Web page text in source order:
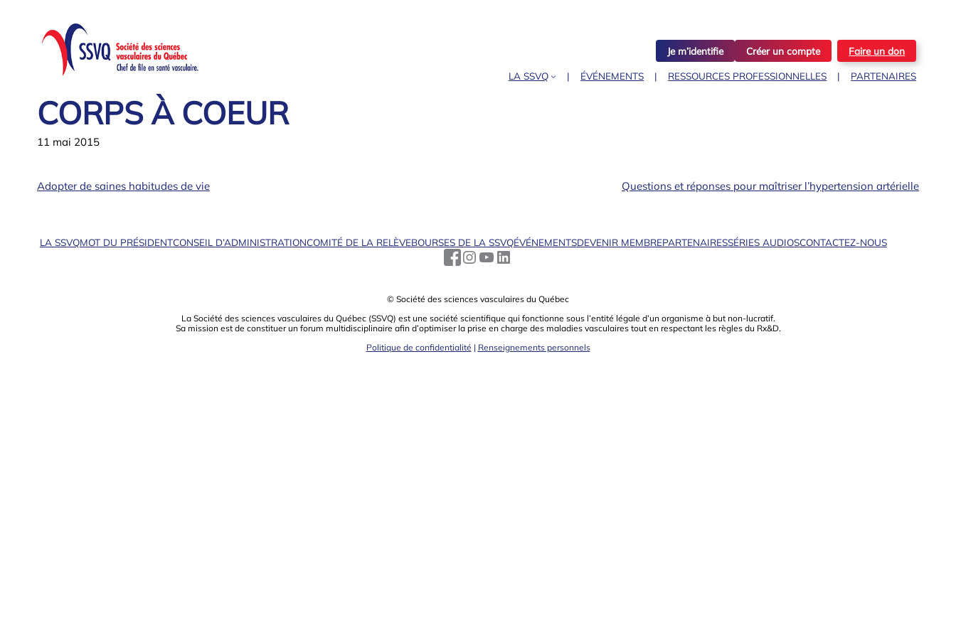
contenu
Je m’identifie Créer un compte Faire un don
LA SSVQ ÉVÉNEMENTS RESSOURCES PROFESSIONNELLES PARTENAIRES
CORPS À COEUR
11 mai 2015
Adopter de saines habitudes de vie Questions et réponses pour maîtriser l’hypertension artérielle
LA SSVQMOT DU PRÉSIDENTCONSEIL D’ADMINISTRATIONCOMITÉ DE LA RELÈVEBOURSES DE LA SSVQÉVÉNEMENTSDEVENIR MEMBREPARTENAIRESSÉRIES AUDIOSCONTACTEZ-NOUS
© Société des sciences vasculaires du Québec
La Société des sciences vasculaires du Québec (SSVQ) est une société scientiﬁque qui fonctionne sous l’entité légale d’un organisme à but non-lucratif.
Sa mission est de constituer un forum multidisciplinaire aﬁn d’optimiser la prise en charge des maladies vasculaires tout en respectant les règles du Rx&D.
Politique de confidentialité | Renseignements personnels